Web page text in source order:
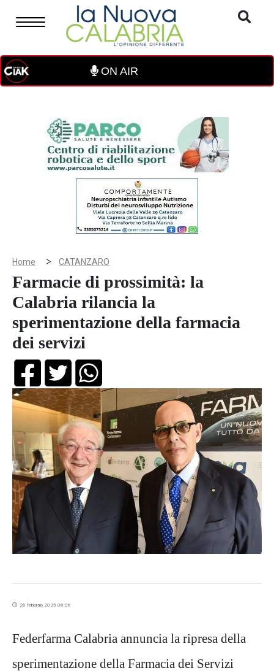
ON AIR
Home > CATANZARO
Farmacie di prossimità: la
Calabria rilancia la
sperimentazione della farmacia
dei servizi
28 febbraio 2025 08:06
Federfarma Calabria annuncia la ripresa della
sperimentazione della Farmacia dei Servizi